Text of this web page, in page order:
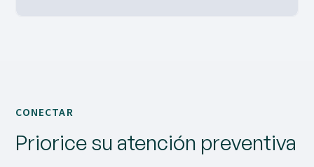
CONECTAR
Priorice su atención preventiva